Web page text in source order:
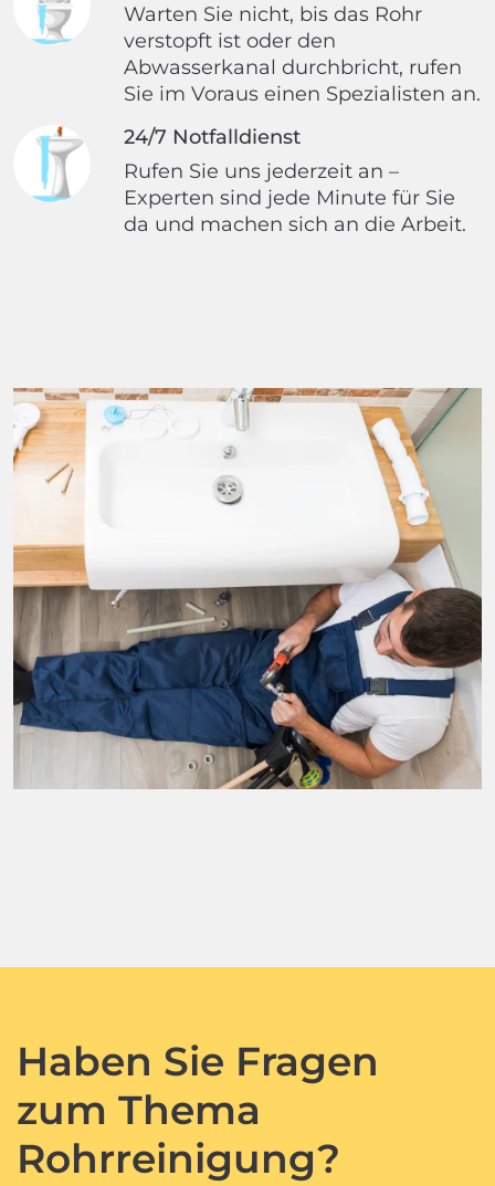
Warten Sie nicht, bis das Rohr
verstopft ist oder den
Abwasserkanal durchbricht, rufen
Sie im Voraus einen Spezialisten an.
24/7 Notfalldienst
Rufen Sie uns jederzeit an –
Experten sind jede Minute für Sie
da und machen sich an die Arbeit.
Haben Sie Fragen
zum Thema
Rohrreinigung?